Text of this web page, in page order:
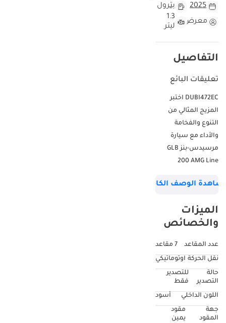
2025
بترول
معرض
1.3
ليتر
التفاصيل
تعليقات البائع
DUBI472EC اختبر
المزيج المثالي من
التنوع والفخامة
والأداء مع سيارة
مرسيدس-بنز GLB
200 AMG Line
2025. تتميز هذه
متعددة الاستخدامات
ذات السبعة مقاعد
داخلية سوداء أنيقة،
لتقدم لك الأناقة
الميزات الرئيسية:
حزمة AMG Line
الوصف الكامل
الميزات
والخصائص
عدد المقاعد
7 مقاعد
نقل الحركة اوتوماتيكي
حالة
التصدير
للتصدير
فقط
اللون الداخلي
أسود
جهة
المقود
مقود
يمين